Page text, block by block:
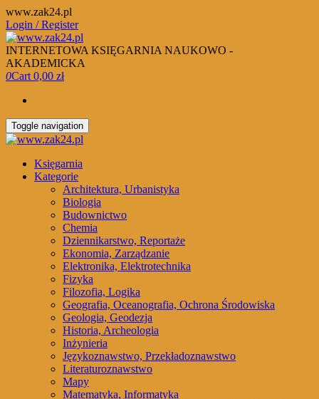
Skip
to
the
content
www.zak24.pl
Login / Register
INTERNETOWA KSIĘGARNIA NAUKOWO -
AKADEMICKA
0Cart 0,00 zł
Toggle navigation
Księgarnia
Kategorie
Architektura, Urbanistyka
Biologia
Budownictwo
Chemia
Dziennikarstwo, Reportaże
Ekonomia, Zarządzanie
Elektronika, Elektrotechnika
Fizyka
Filozofia, Logika
Geografia, Oceanografia, Ochrona Środowiska
Geologia, Geodezja
Historia, Archeologia
Inżynieria
Językoznawstwo, Przekładoznawstwo
Literaturoznawstwo
Mapy
Matematyka, Informatyka